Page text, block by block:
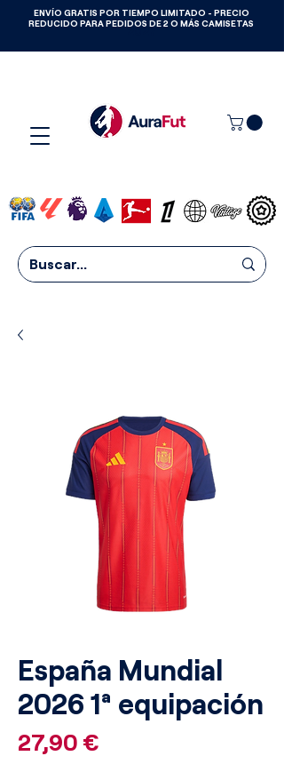
GANA CAMISETAS GRATIS HASTA
2027
ENVÍO GRATIS POR TIEMPO LIMITADO - PRECIO
REDUCIDO PARA PEDIDOS DE 2 O MÁS CAMISETAS
España Mundial
2026 1ª equipación
27,90 €